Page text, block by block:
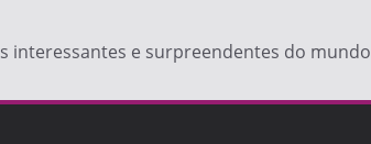
interessantes e surpreendentes do mundo